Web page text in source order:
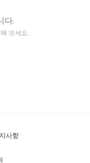
다.
보세요.
사항